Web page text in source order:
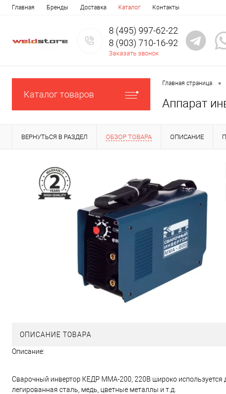
Главная Бренды Доставка Каталог Контакты
8 (495) 997-62-22
8 (903) 710-16-92
Заказать звонок
Каталог товаров
Главная страница •
Аппарат
ВЕРНУТЬСЯ В РАЗДЕЛ ОБЗОР ТОВАРА ОПИСАНИЕ
ОПИСАНИЕ ТОВАРА
Описание:
Сварочный инвертор КЕДР MMA-200, 220В широко
легированная сталь, медь, цветные металлы и т.д.